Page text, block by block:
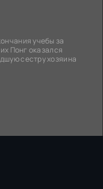
учебы за
Понг оказался
сестру хозяина